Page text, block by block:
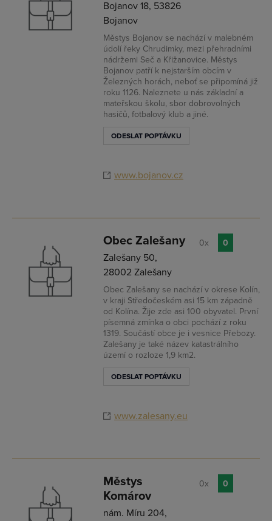
Bojanov 18, 53826
Bojanov
Městys Bojanov se nachází v malebném
údolí řeky Chrudimky, mezi přehradními
nádržemi Seč a Křižanovice. Městys
Bojanov patří k nejstarším obcím v
Železných horách, neboť se připomíná již
roku 1126. Naleznete u nás základní a
mateřskou školu, sbor dobrovolných
hasičů, fotbalový klub a jiné.
ODESLAT POPTÁVKU
www.bojanov.cz
Obec Zalešany
Zalešany 50,
28002 Zalešany
Obec Zalešany se nachází v okrese Kolín,
v kraji Středočeském asi 15 km západně
od Kolína. Žije zde asi 100 obyvatel. První
písemná zmínka o obci pochází z roku
1319. Součástí obce je i vesnice Přebozy.
Zalešany je také název katastrálního
území o rozloze 1,9 km2.
ODESLAT POPTÁVKU
www.zalesany.eu
0x 0
Městys
Komárov
nám. Míru 204,
0x 0